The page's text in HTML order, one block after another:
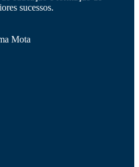
sucessos.
Mota